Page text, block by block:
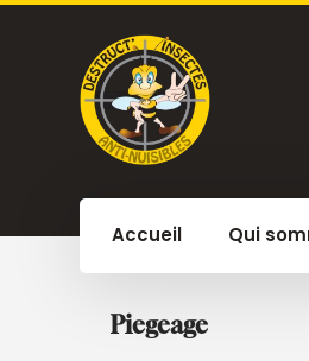
Accueil Qui
Piegeage